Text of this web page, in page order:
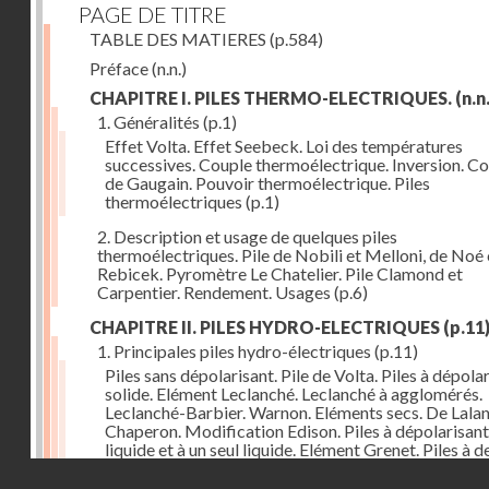
PAGE DE TITRE
TABLE DES MATIERES (p.584)
Préface(n.n.)
CHAPITRE I. PILES THERMO-ELECTRIQUES.
1. Généralités (p.1)
Effet Volta. Effet Seebeck. Loi des températures
successives. Couple thermoélectrique. Inversion.
de Gaugain. Pouvoir thermoélectrique. Piles
thermoélectriques (p.1)
2. Description et usage de quelques piles
thermoélectriques. Pile de Nobili et Melloni, de Noé
Rebicek. Pyromètre Le Chatelier. Pile Clamond et
Carpentier. Rendement. Usages (p.6)
CHAPITRE II. PILES HYDRO-ELECTRIQUES (p.11)
1. Principales piles hydro-électriques (p.11)
Piles sans dépolarisant. Pile de Volta. Piles à
solide. Elément Leclanché. Leclanché à agglomérés.
Leclanché-Barbier. Warnon. Eléments secs. De
Chaperon. Modification Edison. Piles à dépolarisant
liquide et à un seul liquide. Elément Grenet. Piles à